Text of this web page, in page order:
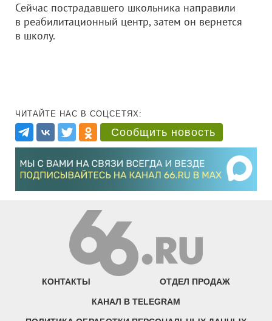
Сейчас пострадавшего школьника направили
в реабилитационный центр, затем он вернется
в школу.
ЧИТАЙТЕ НАС В СОЦСЕТЯХ:
Сообщить новость
КОНТАКТЫ ОТДЕЛ ПРОДАЖ
КАНАЛ В TELEGRAM